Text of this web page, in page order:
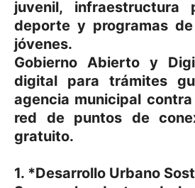
juvenil,
deporte y programas
jóvenes.
Gobierno Abierto y
digital para trámites
agencia municipal
red de puntos de
gratuito.
1. *Desarrollo Urbano